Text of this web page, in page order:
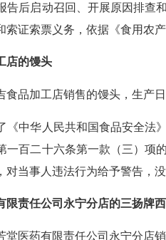
告后启动召回、开展原因排查
索证索票义务，依据《食用农
店的馒头
食品加工店销售的馒头，生产
《中华人民共和国食品安全法
一百二十六条第一款（三）项
对当事人违法行为给予警告，
限责任公司永宁分店的三扬牌
堂医药有限责任公司永宁分店